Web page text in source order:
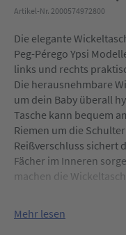
Artikel-Nr. 2000574972800
Die elegante
Peg-Pérego Ypsi
links und rechts
Die herausnehmbare
um dein Baby überall
Tasche kann bequem
Riemen um die
Reißverschluss sichert
Fächer im Inneren
machen die
Mehr lesen